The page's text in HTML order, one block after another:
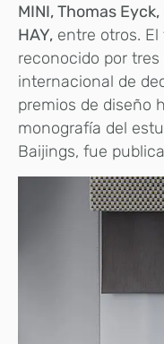
MINI, Thomas
HAY, entre otros.
reconocido por tres
internacional de
premios de diseño
monografía del
Baijings, fue